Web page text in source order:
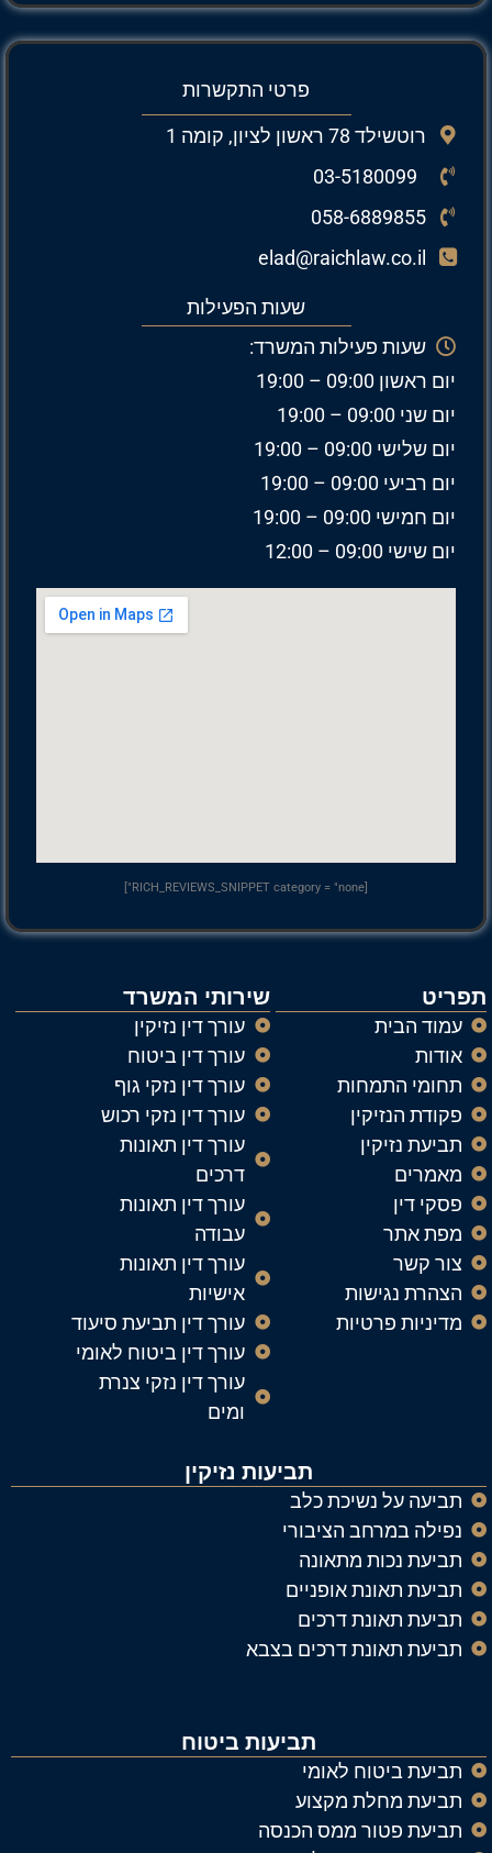
פרטי התקשרות
רוטשילד 78 ראשון לציון, קומה 1
058-6889855
elad@raichlaw.co.il
שעות הפעילות
שעות פעילות המשרד:
יום ראשון 09:00 – 19:00
יום שני 09:00 – 19:00
יום שלישי 09:00 – 19:00
יום רביעי 09:00 – 19:00
יום חמישי 09:00 – 19:00
יום שישי 09:00 – 12:00
[RICH_REVIEWS_SNIPPET category = "none"]
תפריט
עמוד הבית
אודות
תחומי התמחות
פקודת הנזיקין
תביעת נזיקין
מאמרים
פסקי דין
מפת אתר
צור קשר
הצהרת נגישות
מדיניות פרטיות
שירותי המשרד
עורך דין נזיקין
עורך דין ביטוח
עורך דין נזקי גוף
עורך דין נזקי רכוש
עורך דין תאונות
דרכים
עורך דין תאונות
עבודה
עורך דין תאונות
אישיות
עורך דין תביעת סיעוד
עורך דין ביטוח לאומי
עורך דין נזקי צנרת
ומים
תביעות נזיקין
תביעה על נשיכת כלב
נפילה במרחב הציבורי
תביעת נכות מתאונה
תביעת תאונת אופניים
תביעת תאונת דרכים
תביעת תאונת דרכים בצבא
תביעות ביטוח
תביעת ביטוח לאומי
תביעת מחלת מקצוע
תביעת פטור ממס הכנסה